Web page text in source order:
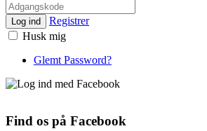
Log ind
Registrer
Husk mig
Glemt Password?
Find os på Facebook